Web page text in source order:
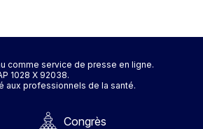
comme service de presse en ligne.
1028 X 92038.
aux professionnels de la santé.
Congrès